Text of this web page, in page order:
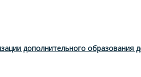
дополнительного образования